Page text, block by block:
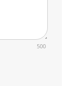
500